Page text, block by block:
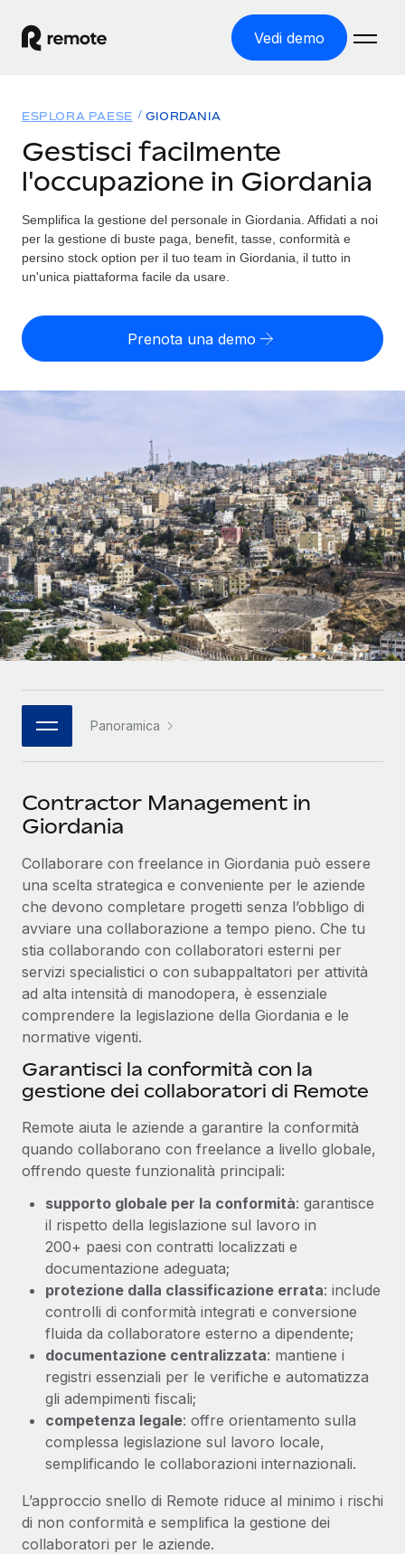
Vedi demo
ASSUMI NEL MONDO
Global Payroll
Gestisci il payroll a norma, in tutta semplicità
Employer of Record
Contractor Management
Chiedi a un esperto
Affidati agli esperti per la gestione HR e la
compliance globale
Soluzioni
COPERTURA GLOBALE
Ricerca paesi
Trova i servizi di supporto all’impiego per ogni Paese
Confronta Remote
Scopri come ci confrontiamo con gli altri
DIVENTA NOSTRO PARTNER
Integra l'HR globale nella tua piattaforma in modo
flessibile
CASE STUDIES
Tariffe
English
Nederlands
Deutsch
Español
Italiano
Português (Portugal)
日本語
한국어
中文（简体）
Login
ESPLORA PAESE GIORDANIA
Gestisci facilmente
l'occupazione in Giordania
Semplifica la gestione del personale in Giordania. Affidati a noi
per la gestione di buste paga, benefit, tasse, conformità e
persino stock option per il tuo team in Giordania, il tutto in
un'unica piattaforma facile da usare.
Prenota una demo
Panoramica
Contractor Management in
Giordania
Collaborare con freelance in Giordania può essere
una scelta strategica e conveniente per le aziende
che devono completare progetti senza l’obbligo di
avviare una collaborazione a tempo pieno. Che tu
stia collaborando con collaboratori esterni per
servizi specialistici o con subappaltatori per attività
ad alta intensità di manodopera, è essenziale
comprendere la legislazione della Giordania e le
normative vigenti.
Garantisci la conformità con la
gestione dei collaboratori di Remote
Remote aiuta le aziende a garantire la conformità
quando collaborano con freelance a livello globale,
offrendo queste funzionalità principali:
supporto globale per la conformità: garantisce
il rispetto della legislazione sul lavoro in
200+ paesi con contratti localizzati e
documentazione adeguata;
protezione dalla classificazione errata: include
controlli di conformità integrati e conversione
fluida da collaboratore esterno a dipendente;
documentazione centralizzata: mantiene i
registri essenziali per le verifiche e automatizza
gli adempimenti fiscali;
competenza legale: offre orientamento sulla
complessa legislazione sul lavoro locale,
semplificando le collaborazioni internazionali.
L’approccio snello di Remote riduce al minimo i rischi
di non conformità e semplifica la gestione dei
collaboratori per le aziende.